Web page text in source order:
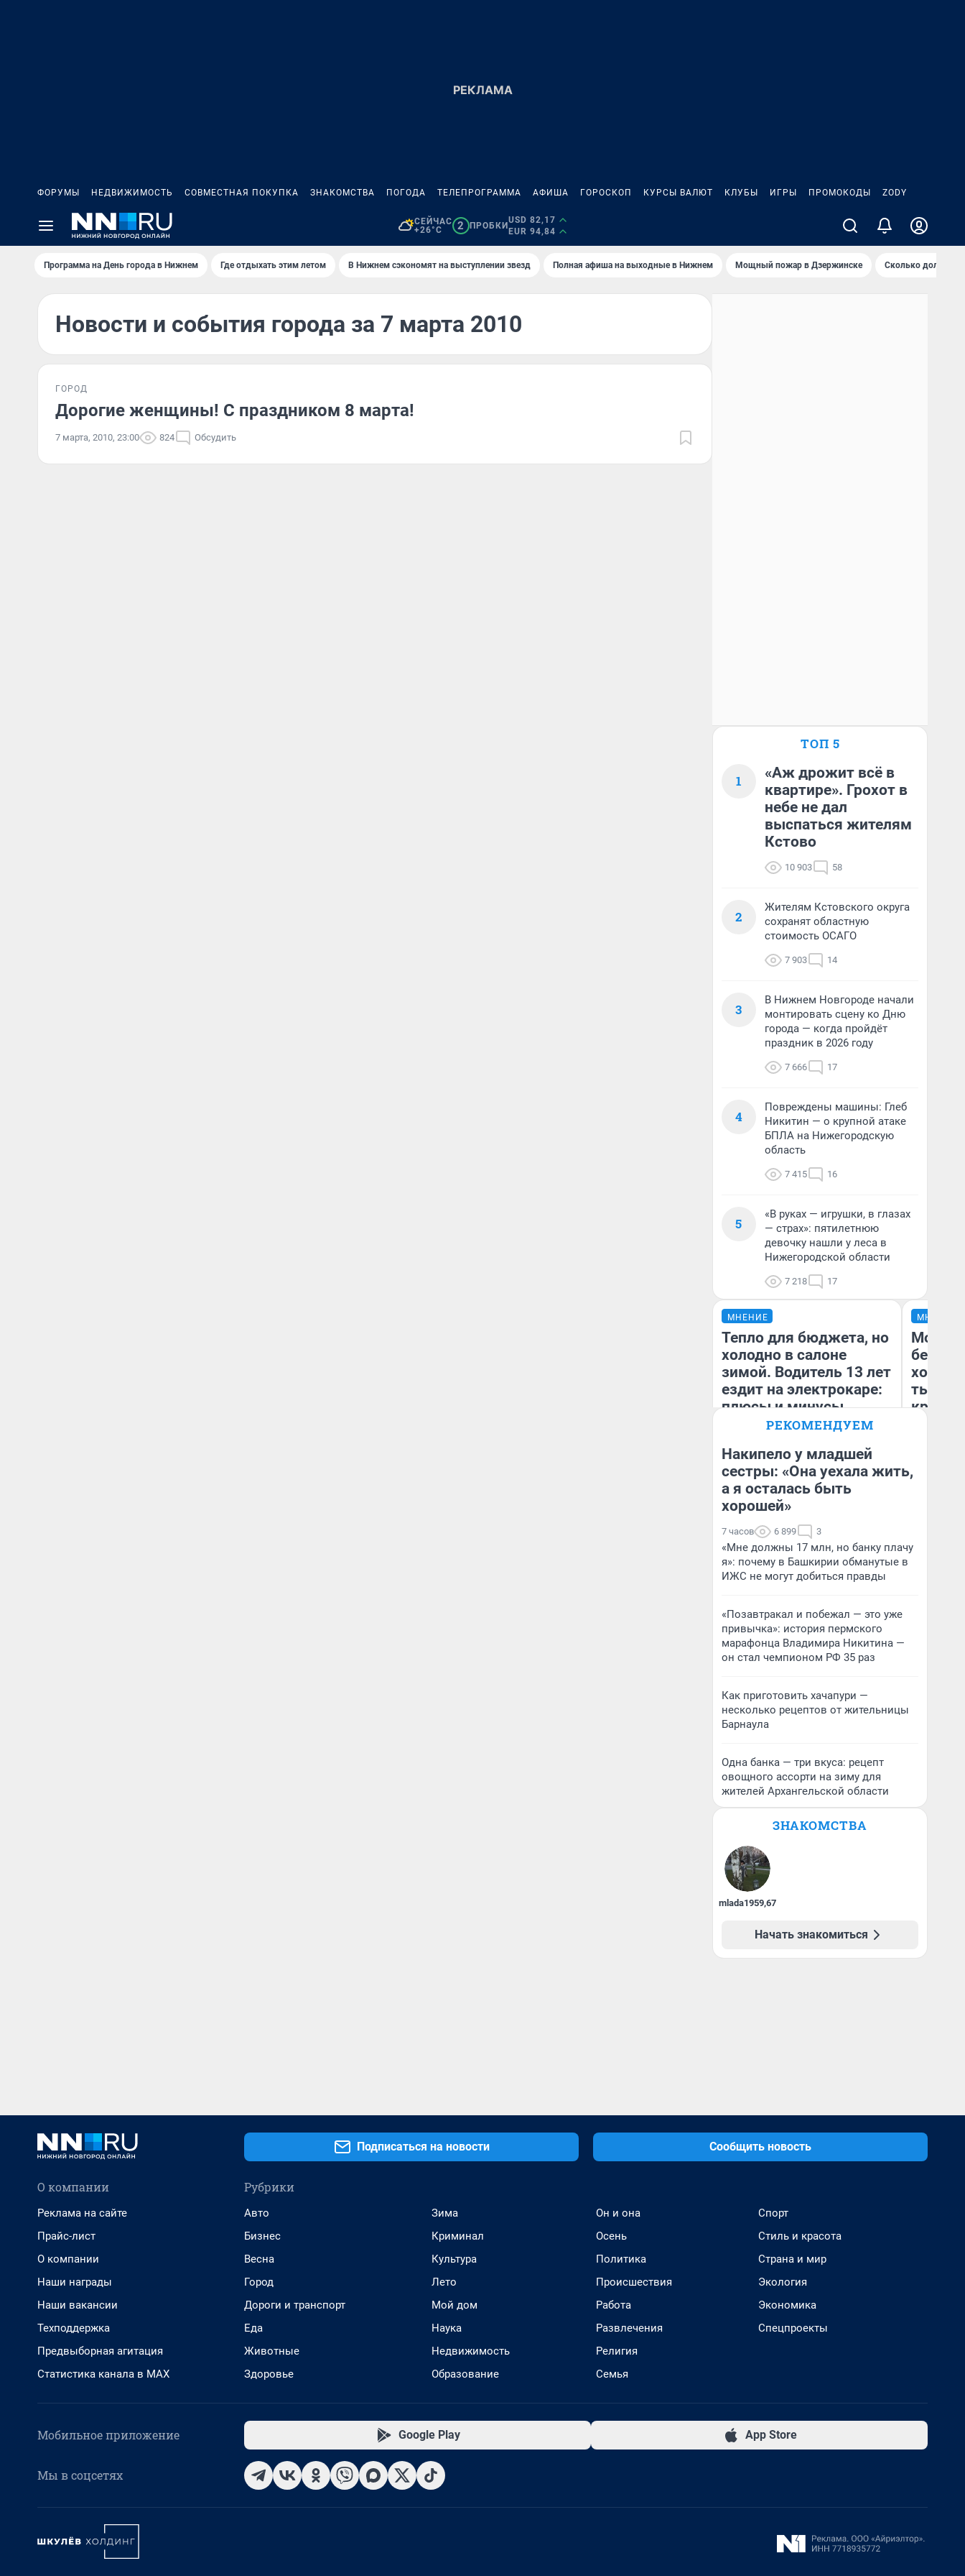
ФОРУМЫ НЕДВИЖИМОСТЬ СОВМЕСТНАЯ ПОКУПКА ЗНАКОМСТВА ПОГОДА ТЕЛЕПРОГРАММА АФИША ГОРОСКОП КУРСЫ ВАЛЮТ КЛУБЫ ИГРЫ ПРОМОКОДЫ ZODY
СЕЙЧАС
+26°C
2 ПРОБКИ
USD 82,17
EUR 94,84
Программа на День города в Нижнем Где отдыхать этим летом В Нижнем сэкономят на выступлении звезд Полная афиша на выходные в Нижнем Мощный пожар в Дзержинске Сколько должен
Новости и события города за 7 марта 2010
ГОРОД
Дорогие женщины! С праздником 8 марта!
7 марта, 2010, 23:00 824 Обсудить
ТОП 5
1
«Аж дрожит всё в
квартире». Грохот в
небе не дал
выспаться жителям
Кстово
10 903 58
2
Жителям Кстовского округа
сохранят областную
стоимость ОСАГО
7 903 14
3
В Нижнем Новгороде начали
монтировать сцену ко Дню
города — когда пройдёт
праздник в 2026 году
7 666 17
4
Повреждены машины: Глеб
Никитин — о крупной атаке
БПЛА на Нижегородскую
область
7 415 16
5
«В руках — игрушки, в глазах
— страх»: пятилетнюю
девочку нашли у леса в
Нижегородской области
7 218 17
МНЕНИЕ
Тепло для бюджета, но
холодно в салоне
зимой. Водитель 13 лет
ездит на электрокаре:
плюсы и минусы
Денис Дедюхин
МНЕНИЕ
Мой
хотела
тысяч,
РЕКОМЕНДУЕМ
Накипело у младшей
сестры: «Она уехала жить,
а я осталась быть
хорошей»
7 часов 6 899 3
«Мне должны 17 млн, но банку плачу
я»: почему в Башкирии обманутые в
ИЖС не могут добиться правды
«Позавтракал и побежал — это уже
привычка»: история пермского
марафонца Владимира Никитина —
он стал чемпионом РФ 35 раз
Как приготовить хачапури —
несколько рецептов от жительницы
Барнаула
Одна банка — три вкуса: рецепт
овощного ассорти на зиму для
жителей Архангельской области
ЗНАКОМСТВА
mlada1959,67
Начать знакомиться
Подписаться на новости Сообщить новость
О компании
Реклама на сайте
Прайс-лист
О компании
Наши награды
Наши вакансии
Техподдержка
Предвыборная агитация
Статистика канала в MAX
Рубрики
Авто
Бизнес
Весна
Город
Дороги и транспорт
Еда
Животные
Здоровье
Зима
Криминал
Культура
Лето
Мой дом
Наука
Недвижимость
Образование
Он и она
Осень
Политика
Происшествия
Работа
Развлечения
Религия
Семья
Спорт
Стиль и красота
Страна и мир
Экология
Экономика
Спецпроекты
Мобильное приложение Google Play App Store
Мы в соцсетях